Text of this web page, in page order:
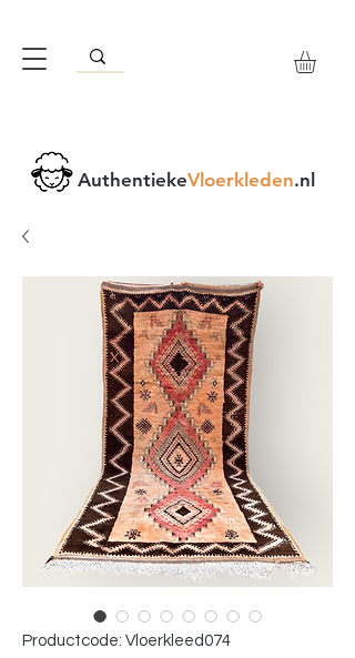
AuthentiekeVloerkleden.nl
Productcode: Vloerkleed074